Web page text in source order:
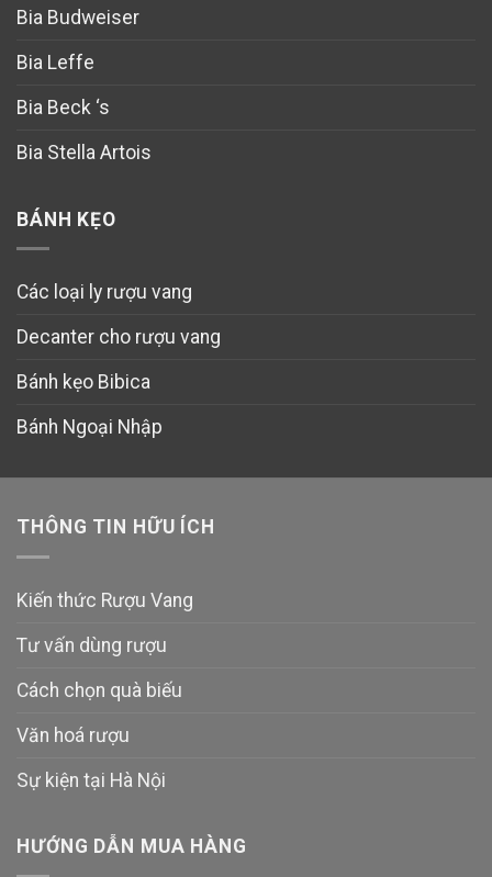
Bia Budweiser
Bia Leffe
Bia Beck ‘s
Bia Stella Artois
BÁNH KẸO
Các loại ly rượu vang
Decanter cho rượu vang
Bánh kẹo Bibica
Bánh Ngoại Nhập
THÔNG TIN HỮU ÍCH
Kiến thức Rượu Vang
Tư vấn dùng rượu
Cách chọn quà biếu
Văn hoá rượu
Sự kiện tại Hà Nội
HƯỚNG DẪN MUA HÀNG